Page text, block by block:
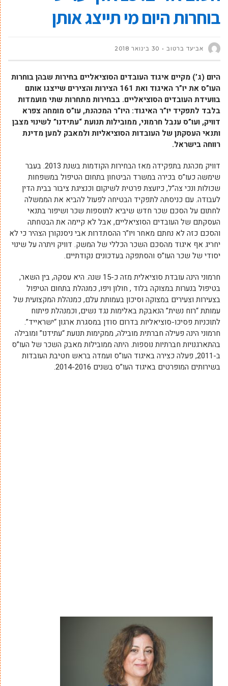
בוחרות היום מי תייצג אותן
אביעד ברטוב 30 בינואר 2018
היום (ג’) מקיים איגוד העובדים הסוציאליים בחירות שבהן בוחרות
העו”ס את יו”ר האיגוד ואת 161 הצירות והצירים שייצגו אותם
בוועידת העובדים הסוציאליים. בבחירות מתחרות שתי מועמדות
בלבד לתפקיד יו”ר האיגוד: היו”ר המכהנת, עו”ס מומחה צפרא
דוויק, ועו”ס ענבל חרמוני, ממובילות תנועת “עתידנו” לשינוי מצבן
ותנאי העסקתן של העובדות הסוציאליות ולמאבק למען מדינת
רווחה בישראל.
דוויק מכהנת בתפקידה מאז הבחירות הקודמות בשנת 2013. בעבר
שימשה כעו”ס בכירה במשרד הביטחון בתחום הטיפול במשפחות
שכולות ונכי צה”ל, כיועצת פרטית לשיקום וכנציגת ציבור בבית הדין
לעבודה. עם כניסתה לתפקיד הבטיחה לפעול להביא את הממשלה
לחתום על הסכם שכר חדש שיביא לתוספות שכר ושיפור בתנאי
העסקתם של העובדים הסוציאליים, אבל לא קיימה את הבטחתה
והסכם כזה לא נחתם מאחר ויו”ר ההסתדרות אבי ניסנקורן הצהיר כי לא
יחריג אף איגוד מהסכם השכר הכללי של המשק. דוויק ויתרה על שינוי
יסודי של שכר העו”ס והסתפקה בעדכונים נקודתיים.
חרמוני הינה עובדת סוציאלית מזה כ-15 שנה. היא עסקה, בין השאר,
בטיפול בנערות במצוקה בלוד , חולון ויפו, כמנהלת בתחום הטיפול
בצעירות וצעירים במצוקה וסיכון בעמותת עלם, כמנהלת המקצועית של
עמותת “רוח נשית” הנאבקת באלימות נגד נשים, וכמנהלת פיתוח
לתוכניות פסיכו-סוציאליות בדרום סודן במסגרת ארגון “ישראייד”.
חרמוני הינה פעילה חברתית מובילה, ממקימות תנועת “עתידנו” ומובילה
בהתארגנויות חברתיות נוספות. היתה ממובילות מאבק השכר של העו”ס
ב-2011, פעלה כצירה באיגוד העו”ס ועמדה בראש חטיבת העובדות
בשירותים המופרטים באיגוד העו”ס בשנים 2014-2016.